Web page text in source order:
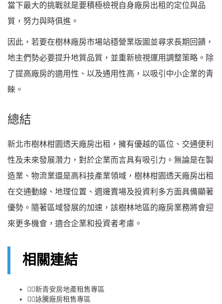
當下最大的挑戰就是要積極檢視自身廠房出租的定位與品
質，努力與時俱進。
因此，若要在樹林廠房市場站穩營業版圖並尋求長期回饋，
地主們勢必要提升地質品質，並重新檢視運用調整策略。除
了提高廠房的適用性、以及通用性高，以吸引中小企業的青
睞。
總結
新北市樹林柑園透天廠房出租，擁有優越的區位、交通便利
性及未來發展潛力，對於企業而言具有吸引力。無論是在製
造業、物流業還是高科技產業領域，樹林柑園透天廠房出租
在交通動線、地理位置、週邊賣場及投資利多方面具備顯著
優勢。隨著區域發展的加速，該樹林地區的廠房業務將會迎
來更多機會，適合企業和投資者考慮。
相關連結
👉🏻新青安房地產租售專區
👉🏻詠騰廠房租售專區